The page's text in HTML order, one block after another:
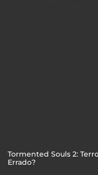
Tormented Souls 2:
Errado?